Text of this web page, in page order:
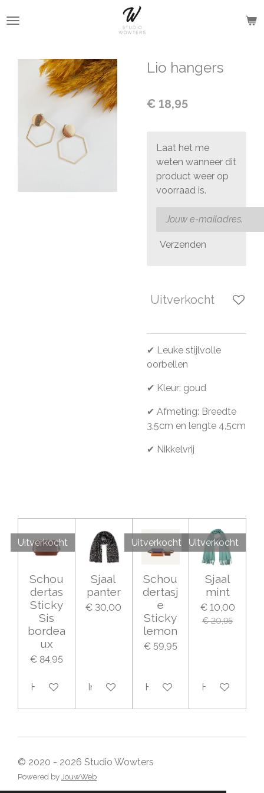
direct
hoofdinhoud
Lio hangers
€ 18,95
Laat het me
weten wanneer dit
product weer op
voorraad is.
Verzenden
Uitverkocht
✔ Leuke stijlvolle
oorbellen
✔ Kleur: goud
✔ Afmeting: Breedte
3,5cm en lengte 4,5cm
✔ Nikkelvrij
Uitverkocht
Schou
dertas
Sticky
Sis
bordea
ux
€ 84,95
Houd mij op de hoogte
Sjaal
panter
€ 30,00
In winkelwagen
Uitverkocht
Schou
dertasj
e
Sticky
lemon
€ 59,95
Houd mij op de hoogte
Uitverkocht
Sjaal
mint
€ 10,00
€ 20,95
Houd mij op
© 2020 - 2026 Studio Wowters
Powered by JouwWeb